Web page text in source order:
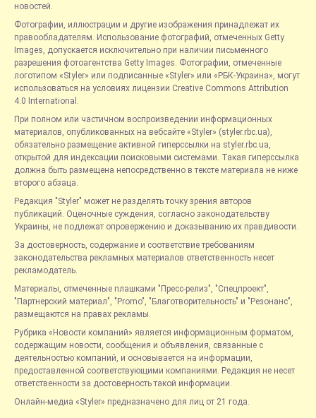
новостей.
Фотографии, иллюстрации и другие изображения принадлежат их
правообладателям. Использование фотографий, отмеченных Getty
Images, допускается исключительно при наличии письменного
разрешения фотоагентства Getty Images. Фотографии, отмеченные
логотипом «Styler» или подписанные «Styler» или «РБК-Украина», могут
использоваться на условиях лицензии Creative Commons Attribution
4.0 International.
При полном или частичном воспроизведении информационных
материалов, опубликованных на вебсайте «Styler» (styler.rbc.ua),
обязательно размещение активной гиперссылки на styler.rbc.ua,
открытой для индексации поисковыми системами. Такая гиперссылка
должна быть размещена непосредственно в тексте материала не ниже
второго абзаца.
Редакция "Styler" может не разделять точку зрения авторов
публикаций. Оценочные суждения, согласно законодательству
Украины, не подлежат опровержению и доказыванию их правдивости.
За достоверность, содержание и соответствие требованиям
законодательства рекламных материалов ответственность несет
рекламодатель.
Материалы, отмеченные плашками "Пресс-релиз", "Спецпроект",
"Партнерский материал", "Promo", "Благотворительность" и "Резонанс",
размещаются на правах рекламы.
Рубрика «Новости компаний» является информационным форматом,
содержащим новости, сообщения и объявления, связанные с
деятельностью компаний, и основывается на информации,
предоставленной соответствующими компаниями. Редакция не несет
ответственности за достоверность такой информации.
Онлайн-медиа «Styler» предназначено для лиц от 21 года.